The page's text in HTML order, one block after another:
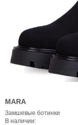
MARA
Замшевые ботинки
В наличии: